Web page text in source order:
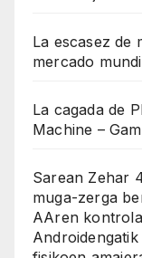
La escasez de
mercado
La cagada de
Machine –
Sarean Zehar
muga-zerga
AAren